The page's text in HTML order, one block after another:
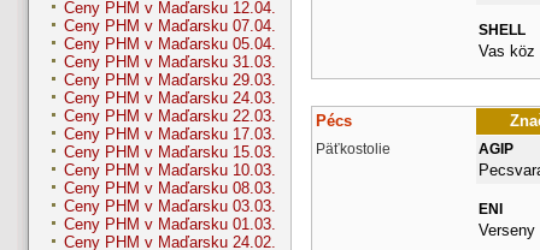
Ceny PHM v Maďarsku 12.04.
Ceny PHM v Maďarsku 07.04.
Ceny PHM v Maďarsku 05.04.
Ceny PHM v Maďarsku 31.03.
Ceny PHM v Maďarsku 29.03.
Ceny PHM v Maďarsku 24.03.
Ceny PHM v Maďarsku 22.03.
Ceny PHM v Maďarsku 17.03.
Ceny PHM v Maďarsku 15.03.
Ceny PHM v Maďarsku 10.03.
Ceny PHM v Maďarsku 08.03.
Ceny PHM v Maďarsku 03.03.
Ceny PHM v Maďarsku 01.03.
Ceny PHM v Maďarsku 24.02.
SHELL
Vas köz
Pécs
Päťkostolie AGIP
ENI
Verseny